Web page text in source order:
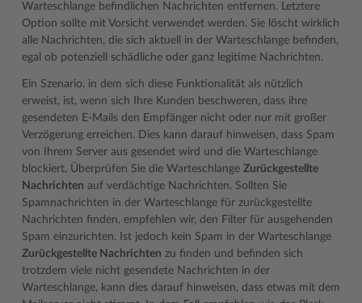
Warteschlange befindlichen Nachrichten entfernen. Letztere
Option sollte mit Vorsicht verwendet werden. Sie löscht wirklich
alle Nachrichten, die sich aktuell in der Warteschlange befinden,
egal ob potenziell schädliche oder ganz legitime Nachrichten.
Ein Szenario, in dem sich diese Funktionalität als nützlich
erweist, ist, wenn sich Ihre Kunden beschweren, dass ihre
gesendeten E-Mails den Empfänger nicht oder nur mit großer
Verzögerung erreichen. Dies kann darauf hinweisen, dass Spam
von Ihrem Server aus gesendet wird und die Warteschlange
blockiert. Überprüfen Sie die Warteschlange Zurückgestellte
Nachrichten auf verdächtige Nachrichten. Sollten Sie
Spamnachrichten in der Warteschlange für zurückgestellte
Nachrichten finden, empfehlen wir, den Filter für ausgehenden
Spam einzurichten. Ist jedoch kein Spam in der Warteschlange
Zurückgestellte Nachrichten zu finden und befinden sich
trotzdem viele nicht gesendete Nachrichten in der
Warteschlange, kann dies darauf hinweisen, dass etwas mit dem